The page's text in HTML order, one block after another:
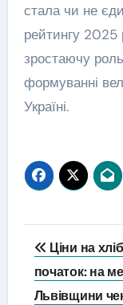
стала чи не
рейтингу 2025
зростаючу роль
формуванні
Україні.
записів
Ціни на
початок: на
Львівщини